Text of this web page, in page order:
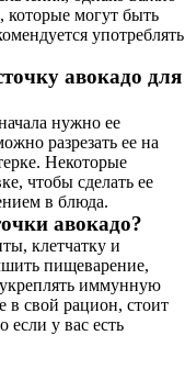
которые могут быть
употреблять
авокадо для
нужно ее
разрезать ее на
Некоторые
чтобы сделать ее
в блюда.
авокадо?
клетчатку и
пищеварение,
иммунную
в свой рацион, стоит
если у вас есть